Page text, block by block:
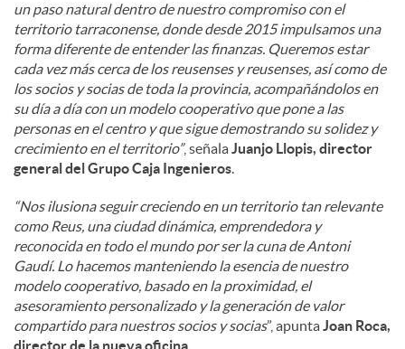
un paso natural dentro de nuestro compromiso con el
territorio tarraconense, donde desde 2015 impulsamos una
forma diferente de entender las finanzas. Queremos estar
cada vez más cerca de los reusenses y reusenses, así como de
los socios y socias de toda la provincia, acompañándolos en
su día a día con un modelo cooperativo que pone a las
personas en el centro y que sigue demostrando su solidez y
crecimiento en el territorio”, señalaJuanjo Llopis, director
general del Grupo Caja Ingenieros.
“Nos ilusiona seguir creciendo en un territorio tan relevante
como Reus, una ciudad dinámica, emprendedora y
reconocida en todo el mundo por ser la cuna de Antoni
Gaudí. Lo hacemos manteniendo la esencia de nuestro
modelo cooperativo, basado en la proximidad, el
asesoramiento personalizado y la generación de valor
compartido para nuestros socios y socias”, apuntaJoan Roca,
director de la nueva oficina.